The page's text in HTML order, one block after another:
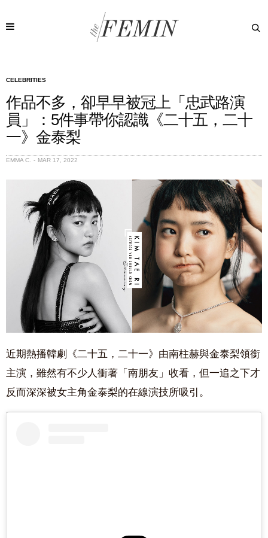
CELEBRITIES
作品不多，卻早早被冠上「忠武路演
員」：5件事帶你認識《二十五，二十
一》金泰梨
EMMA C. MAR 17, 2022
近期熱播韓劇《二十五，二十一》由南柱赫與金泰梨領銜
主演，雖然有不少人衝著「南朋友」收看，但一追之下才
反而深深被女主角金泰梨的在線演技所吸引。